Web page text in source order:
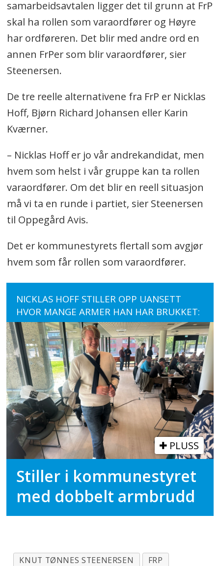
samarbeidsavtalen ligger det til grunn at FrP
skal ha rollen som varaordfører og Høyre
har ordføreren. Det blir med andre ord en
annen FrPer som blir varaordfører, sier
Steenersen.
De tre reelle alternativene fra FrP er Nicklas
Hoff, Bjørn Richard Johansen eller Karin
Kværner.
– Nicklas Hoff er jo vår andrekandidat, men
hvem som helst i vår gruppe kan ta rollen
varaordfører. Om det blir en reell situasjon
må vi ta en runde i partiet, sier Steenersen
til Oppegård Avis.
Det er kommunestyrets flertall som avgjør
hvem som får rollen som varaordfører.
NICKLAS HOFF STILLER OPP UANSETT
HVOR MANGE ARMER HAN HAR BRUKKET:
PLUSS
Stiller i kommunestyret
med dobbelt armbrudd
KNUT TØNNES STEENERSEN
FRP